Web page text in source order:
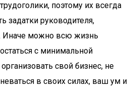
поэтому их всегда
задатки руководителя,
Иначе можно всю жизнь
с минимальной
свой бизнес, не
в своих силах, ваш ум и